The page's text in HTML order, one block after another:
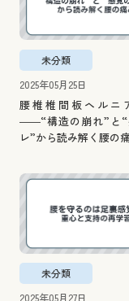
未分類
2025年05月25日
腰椎椎間板ヘルニ
――“構造の崩れ”と“
レ”から読み解く腰の
未分類
2025年05月27日